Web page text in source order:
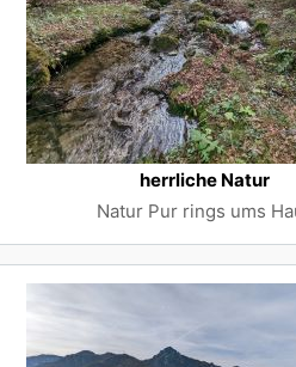
herrliche Natur
Natur Pur rings ums